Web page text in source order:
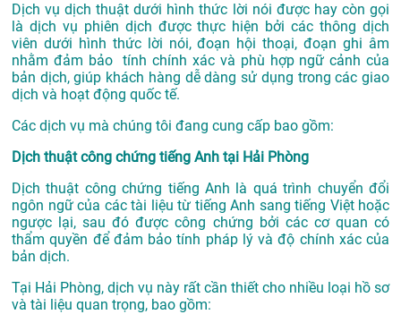
Dịch vụ dịch thuật dưới hình thức lời nói được hay còn gọi
là dịch vụ phiên dịch được thực hiện bởi các thông dịch
viên dưới hình thức lời nói, đoạn hội thoại, đoạn ghi âm
nhằm đảm bảo tính chính xác và phù hợp ngữ cảnh của
bản dịch, giúp khách hàng dễ dàng sử dụng trong các giao
dịch và hoạt động quốc tế.
Các dịch vụ mà chúng tôi đang cung cấp bao gồm:
Dịch thuật công chứng tiếng Anh tại Hải Phòng
Dịch thuật công chứng tiếng Anh là quá trình chuyển đổi
ngôn ngữ của các tài liệu từ tiếng Anh sang tiếng Việt hoặc
ngược lại, sau đó được công chứng bởi các cơ quan có
thẩm quyền để đảm bảo tính pháp lý và độ chính xác của
bản dịch.
Tại Hải Phòng, dịch vụ này rất cần thiết cho nhiều loại hồ sơ
và tài liệu quan trọng, bao gồm: